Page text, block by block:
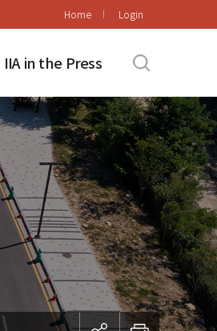
Home Login
IIA in the Press